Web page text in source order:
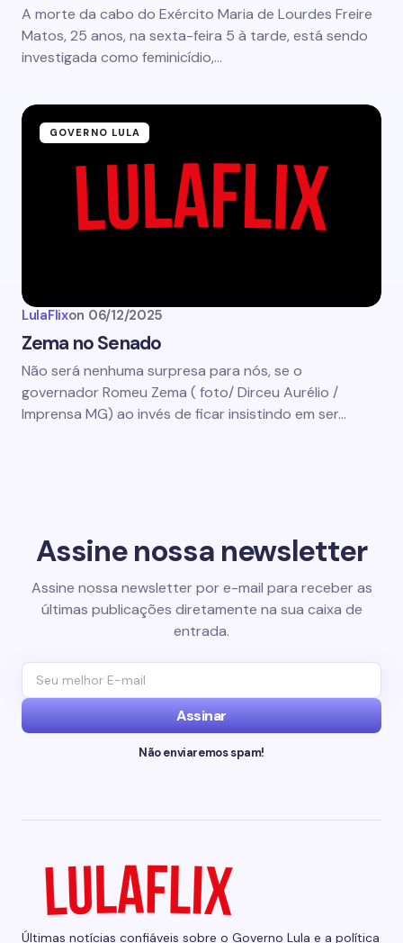
A morte da cabo do Exército Maria de Lourdes Freire
Matos, 25 anos, na sexta-feira 5 à tarde, está sendo
investigada como feminicídio,…
GOVERNO LULA
LulaFlixon 06/12/2025
Zema no Senado
Não será nenhuma surpresa para nós, se o
governador Romeu Zema ( foto/ Dirceu Aurélio /
Imprensa MG) ao invés de ficar insistindo em ser…
Assine nossa newsletter
Assine nossa newsletter por e-mail para receber as
últimas publicações diretamente na sua caixa de
entrada.
Assinar
Não enviaremos spam!
Últimas notícias confiáveis sobre o Governo Lula e a política